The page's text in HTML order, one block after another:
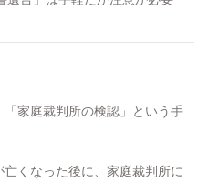
家庭裁判所の検認」という手
くなった後に、家庭裁判所に